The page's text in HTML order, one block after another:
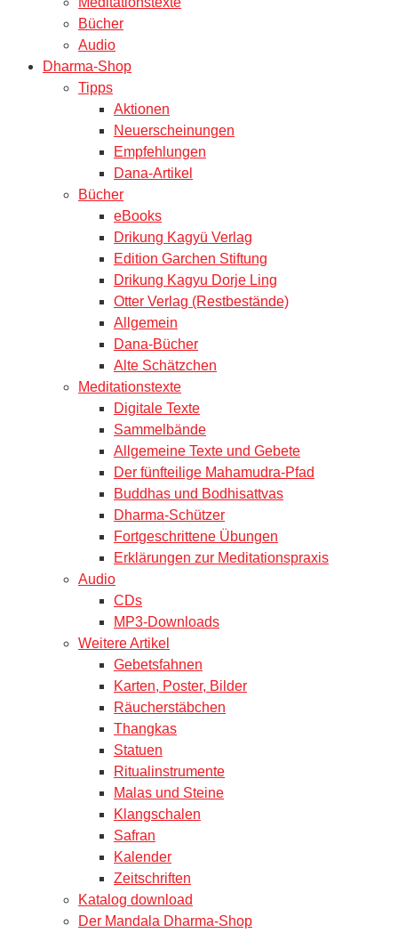
Bücher
Audio
Dharma-Shop
Tipps
Aktionen
Neuerscheinungen
Empfehlungen
Dana-Artikel
Bücher
eBooks
Drikung Kagyü Verlag
Edition Garchen Stiftung
Drikung Kagyu Dorje Ling
Otter Verlag (Restbestände)
Allgemein
Dana-Bücher
Alte Schätzchen
Meditationstexte
Digitale Texte
Sammelbände
Allgemeine Texte und Gebete
Der fünfteilige Mahamudra-Pfad
Buddhas und Bodhisattvas
Dharma-Schützer
Fortgeschrittene Übungen
Erklärungen zur Meditationspraxis
Audio
CDs
MP3-Downloads
Weitere Artikel
Gebetsfahnen
Karten, Poster, Bilder
Räucherstäbchen
Thangkas
Statuen
Ritualinstrumente
Malas und Steine
Klangschalen
Safran
Kalender
Zeitschriften
Katalog download
Der Mandala Dharma-Shop